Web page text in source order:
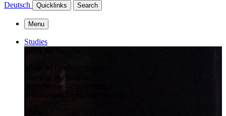
Deutsch Quicklinks Search
Menu
Studies
in one of Germany's most
beautiful universities:
atmospheric – challenging –